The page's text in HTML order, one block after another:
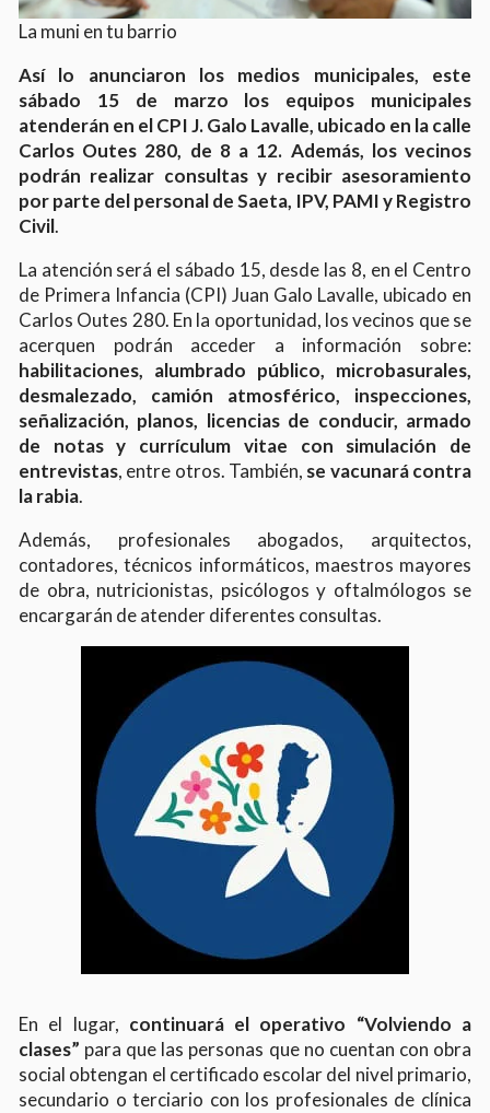
La muni en tu barrio
Así lo anunciaron los medios municipales, este
sábado 15 de marzo los equipos municipales
atenderán en el CPI J. Galo Lavalle, ubicado en la calle
Carlos Outes 280, de 8 a 12. Además, los vecinos
podrán realizar consultas y recibir asesoramiento
por parte del personal de Saeta, IPV, PAMI y Registro
Civil.
La atención será el sábado 15, desde las 8, en el Centro
de Primera Infancia (CPI) Juan Galo Lavalle, ubicado en
Carlos Outes 280. En la oportunidad, los vecinos que se
acerquen podrán acceder a información sobre:
habilitaciones, alumbrado público, microbasurales,
desmalezado, camión atmosférico, inspecciones,
señalización, planos, licencias de conducir, armado
de notas y currículum vitae con simulación de
entrevistas, entre otros. También, se vacunará contra
la rabia.
Además, profesionales abogados, arquitectos,
contadores, técnicos informáticos, maestros mayores
de obra, nutricionistas, psicólogos y oftalmólogos se
encargarán de atender diferentes consultas.
En el lugar, continuará el operativo “Volviendo a
clases” para que las personas que no cuentan con obra
social obtengan el certificado escolar del nivel primario,
secundario o terciario con los profesionales de clínica